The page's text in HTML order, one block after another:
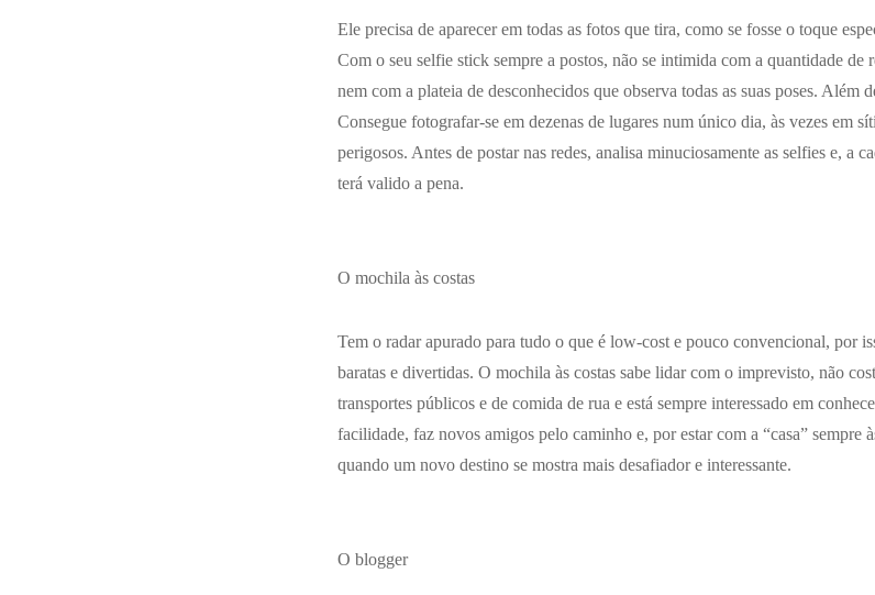
Ele precisa de aparecer em todas as fotos que tira, como se fosse o toque
Com o seu selfie stick sempre a postos, não se intimida com a quantidade de
nem com a plateia de desconhecidos que observa todas as suas poses. Além
Consegue fotografar-se em dezenas de lugares num único dia, às vezes em
perigosos. Antes de postar nas redes, analisa minuciosamente as selfies e, a
terá valido a pena.
O mochila às costas
Tem o radar apurado para tudo o que é low-cost e pouco convencional, por
baratas e divertidas. O mochila às costas sabe lidar com o imprevisto, não
transportes públicos e de comida de rua e está sempre interessado em
facilidade, faz novos amigos pelo caminho e, por estar com a “casa” sempre
quando um novo destino se mostra mais desafiador e interessante.
O blogger